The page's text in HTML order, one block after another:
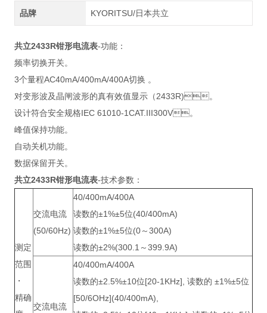
品牌 KYORITSU/日本共立
共立2433R钳形电流表-功能：
频率切换开关。
3个量程AC40mA/400mA/400A切换 。
对变形波及晶闸波形的真有效值显示（2433R)。
设计符合安全规格IEC 61010-1CAT.III300V。
峰值保持功能。
自动关机功能。
数据保留开关。
共立2433R钳形电流表-技术参数：
测定
范围
・
精确
交流电流
(50/60Hz)
40/400mA/400A
读数的±1%±5位(40/400mA)
读数的±1%±5位(0～300A)
读数的±2%(300.1～399.9A)
交流电流
40/400mA/400A
读数的±2.5%±10位[20-1KHz], 读数的 ±1%±5位
[50/6OHz](40/400mA),